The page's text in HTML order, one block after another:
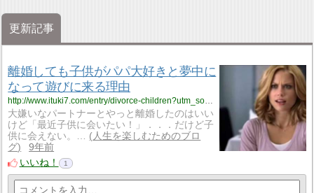
更新記事
離婚しても子供がパパ大好きと夢中に
なって遊びに来る理由
http://www.ituki7.com/entry/divorce-children?utm_source=feed
大嫌いなパートナーとやっと離婚したのはいい
けど「最近子供に会いたい！」．．．だけど子
供に会えない。…
人生を楽しむためのブロ
グ
9年前
いいね！
1